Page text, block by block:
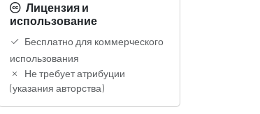
Лицензия и
использование
Бесплатно для коммерческого
использования
Не требует атрибуции
(указания авторства)